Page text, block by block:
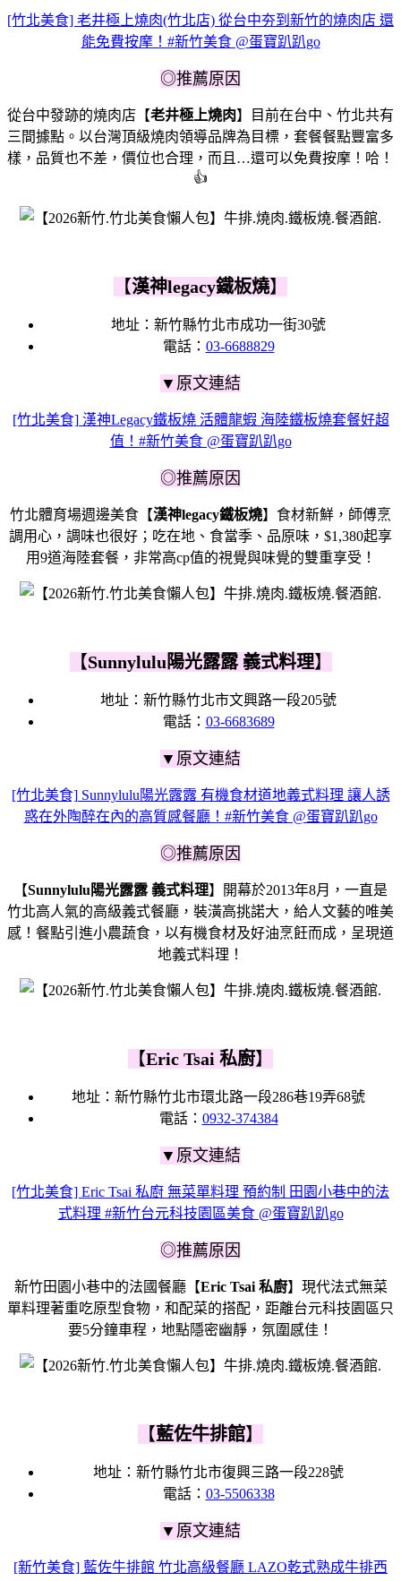
[竹北美食] 老井極上燒肉(竹北店) 從台中夯到新竹的燒肉店 還
能免費按摩！#新竹美食 @蛋寶趴趴go
◎推薦原因
從台中發跡的燒肉店【老井極上燒肉】目前在台中、竹北共有
三間據點。以台灣頂級燒肉領導品牌為目標，套餐餐點豐富多
樣，品質也不差，價位也合理，而且…還可以免費按摩！哈！
👍
【漢神legacy鐵板燒】
地址：新竹縣竹北市成功一街30號
電話： 03-6688829
▼原文連結
[竹北美食] 漢神Legacy鐵板燒 活體龍蝦 海陸鐵板燒套餐好超
值！#新竹美食 @蛋寶趴趴go
◎推薦原因
竹北體育場週邊美食【漢神legacy鐵板燒】食材新鮮，師傅烹
調用心，調味也很好；吃在地、食當季、品原味，$1,380起享
用9道海陸套餐，非常高cp值的視覺與味覺的雙重享受！
【Sunnylulu陽光露露 義式料理】
地址：新竹縣竹北市文興路一段205號
電話： 03-6683689
▼原文連結
[竹北美食] Sunnylulu陽光露露 有機食材道地義式料理 讓人誘
惑在外陶醉在內的高質感餐廳！#新竹美食 @蛋寶趴趴go
◎推薦原因
【Sunnylulu陽光露露 義式料理】開幕於2013年8月，一直是
竹北高人氣的高級義式餐廳，裝潢高挑諾大，給人文藝的唯美
感！餐點引進小農蔬食，以有機食材及好油烹飪而成，呈現道
地義式料理！
【Eric Tsai 私廚】
地址：新竹縣竹北市環北路一段286巷19弄68號
電話： 0932-374384
▼原文連結
[竹北美食] Eric Tsai 私廚 無菜單料理 預約制 田園小巷中的法
式料理 #新竹台元科技園區美食 @蛋寶趴趴go
◎推薦原因
新竹田園小巷中的法國餐廳【Eric Tsai 私廚】現代法式無菜
單料理著重吃原型食物，和配菜的搭配，距離台元科技園區只
要5分鐘車程，地點隱密幽靜，氛圍感佳！
【藍佐牛排館】
地址：新竹縣竹北市復興三路一段228號
電話： 03-5506338
▼原文連結
[新竹美食] 藍佐牛排館 竹北高級餐廳 LAZO乾式熟成牛排西